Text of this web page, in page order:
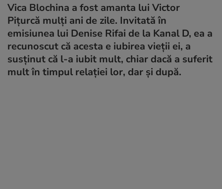
Vica Blochina a fost amanta lui Victor
Pițurcă mulți ani de zile. Invitată în
emisiunea lui Denise Rifai de la Kanal D, ea a
recunoscut că acesta e iubirea vieții ei, a
susținut că l-a iubit mult, chiar dacă a suferit
mult în timpul relației lor, dar și după.